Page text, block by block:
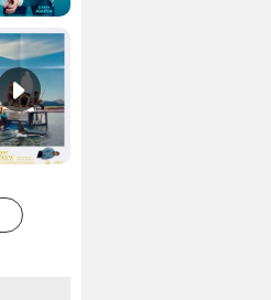
El amor que permanece Tráiler VOSE